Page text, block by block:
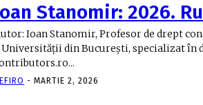
Stanomir: 2026.
Ioan Stanomir, Profesor de drept
Universităţii din Bucureşti, specializat
- MARTIE 2, 2026